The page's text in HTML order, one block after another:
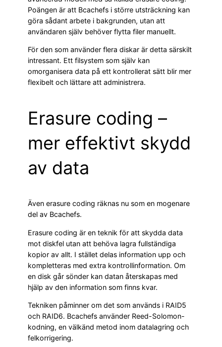
Poängen är att Bcachefs i större utsträckning kan
göra sådant arbete i bakgrunden, utan att
användaren själv behöver flytta filer manuellt.
För den som använder flera diskar är detta särskilt
intressant. Ett filsystem som själv kan
omorganisera data på ett kontrollerat sätt blir mer
flexibelt och lättare att administrera.
Erasure coding –
mer effektivt skydd
av data
Även erasure coding räknas nu som en mogenare
del av Bcachefs.
Erasure coding är en teknik för att skydda data
mot diskfel utan att behöva lagra fullständiga
kopior av allt. I stället delas information upp och
kompletteras med extra kontrollinformation. Om
en disk går sönder kan datan återskapas med
hjälp av den information som finns kvar.
Tekniken påminner om det som används i RAID5
och RAID6. Bcachefs använder Reed-Solomon-
kodning, en välkänd metod inom datalagring och
felkorrigering.